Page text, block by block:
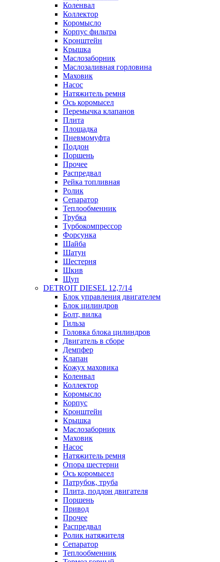
Коленвал
Коллектор
Коромысло
Корпус фильтра
Кронштейн
Крышка
Маслозаборник
Маслозаливная горловина
Маховик
Насос
Натяжитель ремня
Ось коромысел
Перемычка клапанов
Плита
Площадка
Пневмомуфта
Поддон
Поршень
Прочее
Распредвал
Рейка топливная
Ролик
Сепаратор
Теплообменник
Трубка
Турбокомпрессор
Форсунка
Шайба
Шатун
Шестерня
Шкив
Щуп
DETROIT DIESEL 12,7/14
Блок управления двигателем
Блок цилиндров
Болт, вилка
Гильза
Головка блока цилиндров
Двигатель в сборе
Демпфер
Клапан
Кожух маховика
Коленвал
Коллектор
Коромысло
Корпус
Кронштейн
Крышка
Маслозаборник
Маховик
Насос
Натяжитель ремня
Опора шестерни
Ось коромысел
Патрубок, труба
Плита, поддон двигателя
Поршень
Привод
Прочее
Распредвал
Ролик натяжителя
Сепаратор
Теплообменник